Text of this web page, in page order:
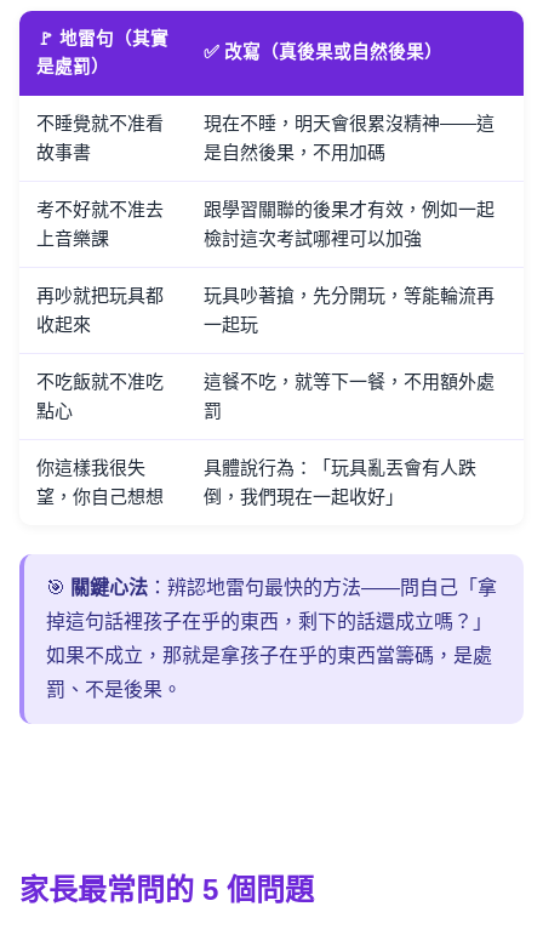
🚩 地雷句（其實
是處罰）
✅ 改寫（真後果或自然後果）
不睡覺就不准看
故事書
現在不睡，明天會很累沒精神——這
是自然後果，不用加碼
考不好就不准去
上音樂課
跟學習關聯的後果才有效，例如一起
檢討這次考試哪裡可以加強
再吵就把玩具都
收起來
玩具吵著搶，先分開玩，等能輪流再
一起玩
不吃飯就不准吃
點心
這餐不吃，就等下一餐，不用額外處
罰
你這樣我很失
望，你自己想想
具體說行為：「玩具亂丟會有人跌
倒，我們現在一起收好」
🎯 關鍵心法 ：辨認地雷句最快的方法——問自己「拿
掉這句話裡孩子在乎的東西，剩下的話還成立嗎？」
如果不成立，那就是拿孩子在乎的東西當籌碼，是處
罰、不是後果。
家長最常問的 5 個問題